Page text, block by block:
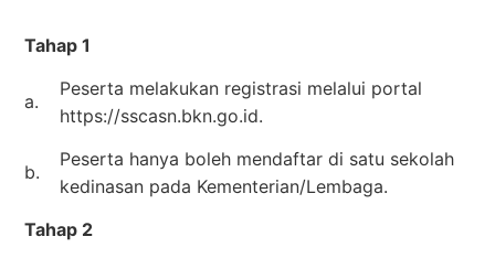
Tahap 1
a.
Peserta melakukan registrasi melalui portal
https://sscasn.bkn.go.id.
b.
Peserta hanya boleh mendaftar di satu sekolah
kedinasan pada Kementerian/Lembaga.
Tahap 2